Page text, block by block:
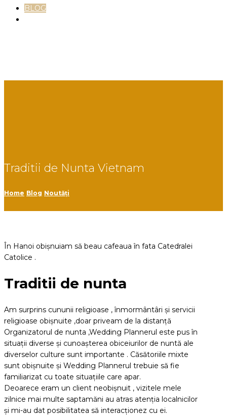
BLOG
Traditii de Nunta Vietnam
Home Blog Noutăți
În Hanoi obișnuiam să beau cafeaua în fata Catedralei
Catolice .
Traditii de nunta
Am surprins cununii religioase , înmormântâri și servicii
religioase obișnuite ,doar priveam de la distanță
Organizatorul de nunta ,Wedding Plannerul este pus în
situații diverse și cunoașterea obiceiurilor de nuntă ale
diverselor culture sunt importante . Căsătoriile mixte
sunt obișnuite și Wedding Plannerul trebuie să fie
familiarizat cu toate situațiile care apar.
Deoarece eram un client neobișnuit , vizitele mele
zilnice mai multe saptamăni au atras atenția localnicilor
și mi-au dat posibilitatea să interacționez cu ei.